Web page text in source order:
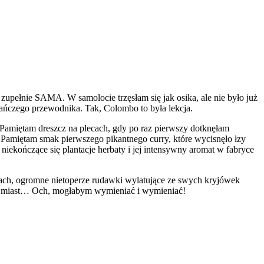
SAMA. W samolocie trzęsłam się jak osika, ale nie było już
przewodnika. Tak, Colombo to była lekcja.
dreszcz na plecach, gdy po raz pierwszy dotknęłam
smak pierwszego pikantnego curry, które wycisnęło łzy
się plantacje herbaty i jej intensywny aromat w fabryce
ogromne nietoperze rudawki wylatujące ze swych kryjówek
Och, mogłabym wymieniać i wymieniać!